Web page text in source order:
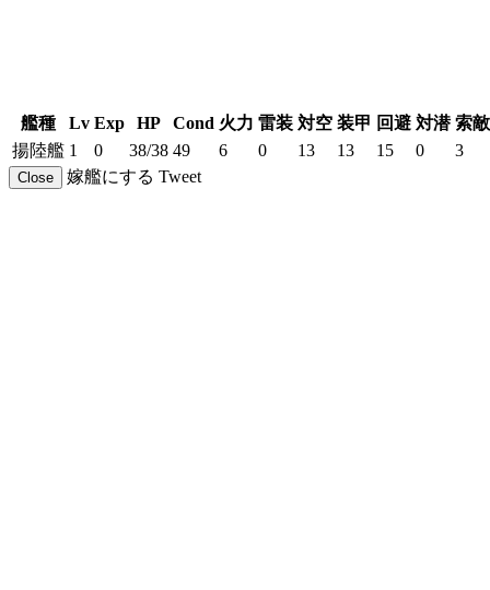
艦種 Lv Exp HP Cond 火力 雷装 対空 装甲 回避 対潜 索敵
揚陸艦 1 0 38/38 49 6 0 13 13 15 0 3
Close 嫁艦にする Tweet